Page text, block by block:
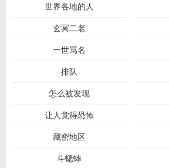
世界各地的人
玄冥二老
一世骂名
排队
怎么被发现
让人觉得恐怖
藏密地区
斗蟋蟀